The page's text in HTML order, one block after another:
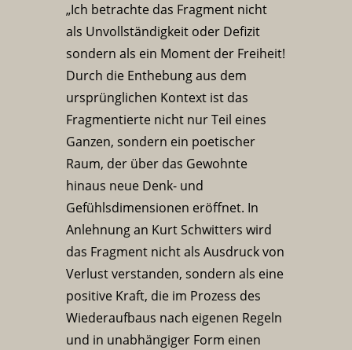
„Ich betrachte das Fragment nicht
als Unvollständigkeit oder Defizit
sondern als ein Moment der Freiheit!
Durch die Enthebung aus dem
ursprünglichen Kontext ist das
Fragmentierte nicht nur Teil eines
Ganzen, sondern ein poetischer
Raum, der über das Gewohnte
hinaus neue Denk- und
Gefühlsdimensionen eröffnet. In
Anlehnung an Kurt Schwitters wird
das Fragment nicht als Ausdruck von
Verlust verstanden, sondern als eine
positive Kraft, die im Prozess des
Wiederaufbaus nach eigenen Regeln
und in unabhängiger Form einen